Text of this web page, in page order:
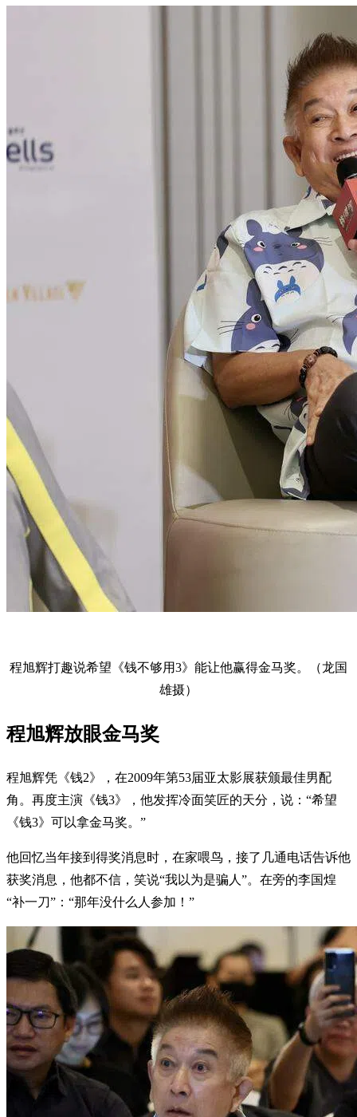
程旭辉打趣说希望《钱不够用3》能让他赢得金马奖。（龙国
雄摄）
程旭辉放眼金马奖
程旭辉凭《钱2》，在2009年第53届亚太影展获颁最佳男配
角。再度主演《钱3》，他发挥冷面笑匠的天分，说：“希望
《钱3》可以拿金马奖。”
他回忆当年接到得奖消息时，在家喂鸟，接了几通电话告诉他
获奖消息，他都不信，笑说“我以为是骗人”。在旁的李国煌
“补一刀”：“那年没什么人参加！”